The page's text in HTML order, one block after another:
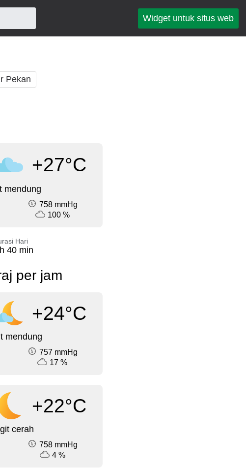
Widget untuk situs web
Pekan
+27°C
mendung
758 mmHg
100 %
Hari
40 min
per jam
+24°C
mendung
757 mmHg
17 %
+22°C
cerah
758 mmHg
4 %